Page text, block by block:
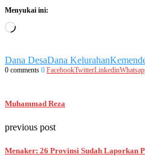
Menyukai ini:
Memuat...
Dana DesaDana Kelurahan
0 comments 0 FacebookTwitterLinkedin
Muhammad Reza
previous post
Menaker: 26 Provinsi Sudah Laporkan